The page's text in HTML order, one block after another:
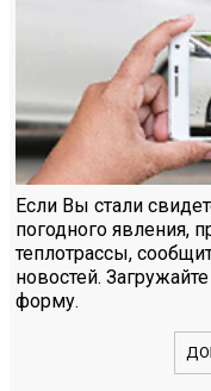
Если Вы стали
погодного явления,
теплотрассы,
новостей.
форму.